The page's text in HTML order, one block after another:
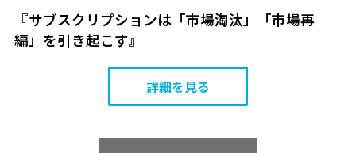
『サブスクリプションは「市場淘汰」「市場再
編」を引き起こす』
詳細を見る